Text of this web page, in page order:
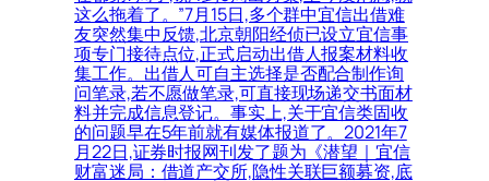
这么拖着了。”7月15日,多个群中宜信出借难
友突然集中反馈,北京朝阳经侦已设立宜信事
项专门接待点位,正式启动出借人报案材料收
集工作。出借人可自主选择是否配合制作询
问笔录,若不愿做笔录,可直接现场递交书面材
料并完成信息登记。事实上,关于宜信类固收
的问题早在5年前就有媒体报道了。2021年7
月22日,证券时报网刊发了题为《潜望｜宜信
财富迷局：借道产交所,隐性关联巨额募资,底